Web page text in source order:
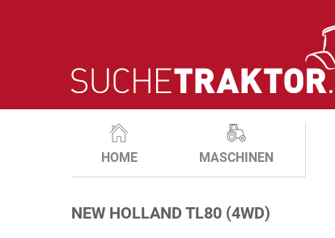
HOME MASCHINEN
NEW HOLLAND TL80 (4WD)